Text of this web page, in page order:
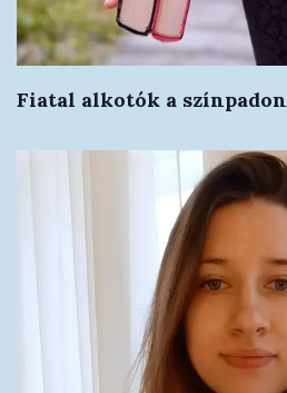
Fiatal alkotók a színpadon